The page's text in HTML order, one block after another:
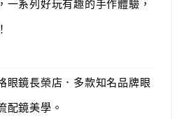
一系列好玩有趣的手作體驗，
眼鏡長榮店．多款知名品牌眼
配鏡美學。